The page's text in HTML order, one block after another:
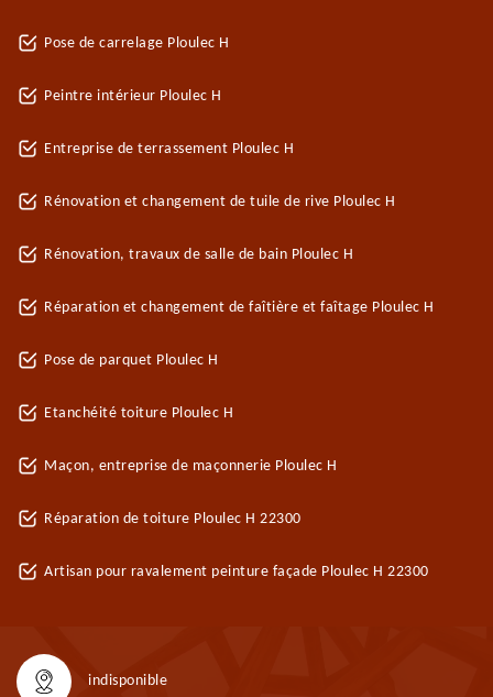
Pose de carrelage Ploulec H
Peintre intérieur Ploulec H
Entreprise de terrassement Ploulec H
Rénovation et changement de tuile de rive Ploulec H
Rénovation, travaux de salle de bain Ploulec H
Réparation et changement de faîtière et faîtage Ploulec H
Pose de parquet Ploulec H
Etanchéité toiture Ploulec H
Maçon, entreprise de maçonnerie Ploulec H
Réparation de toiture Ploulec H 22300
Artisan pour ravalement peinture façade Ploulec H 22300
indisponible